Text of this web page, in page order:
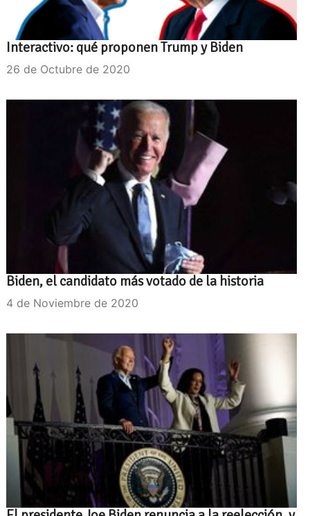
Interactivo: qué proponen Trump y Biden
26 de Octubre de 2020
Biden, el candidato más votado de la historia
4 de Noviembre de 2020